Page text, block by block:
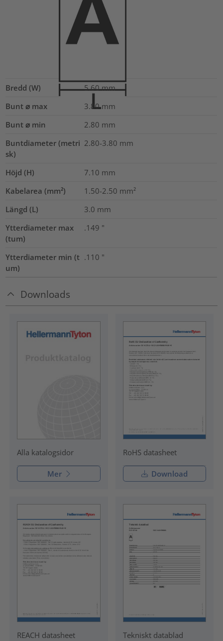
Bredd (W) 5.60 mm
Bunt ⌀ max
3.80 mm
Bunt ⌀ min
2.80 mm
Buntdiameter (metri
sk)
2.80-3.80 mm
Höjd (H) 7.10 mm
Kabelarea (mm²)
1.50-2.50 mm²
Längd (L)
3.0 mm
Ytterdiameter max
(tum)
.149 "
Ytterdiameter min (t
um)
.110 "
Downloads
Alla katalogsidor
Mer
RoHS datasheet
Download
REACH datasheet Tekniskt datablad